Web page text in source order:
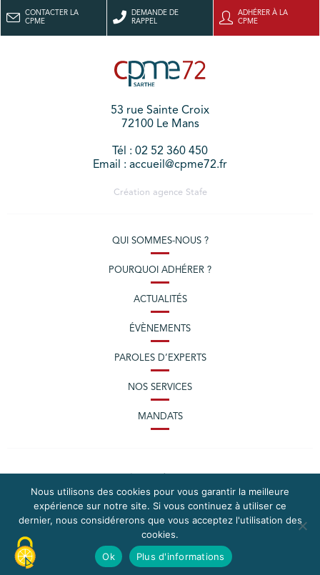
CONTACTER LA
CPME
DEMANDE DE
RAPPEL
ADHÉRER À LA
CPME
53 rue Sainte Croix
72100 Le Mans
Tél : 02 52 360 450
Email : accueil@cpme72.fr
Création agence Stafe
QUI SOMMES-NOUS ?
POURQUOI ADHÉRER ?
ACTUALITÉS
ÉVÈNEMENTS
PAROLES D’EXPERTS
NOS SERVICES
MANDATS
PLAN DU SITE
MENTIONS LÉGALES
CONTACTEZ LA CPME
Nous utilisons des cookies pour vous garantir la meilleure
expérience sur notre site. Si vous continuez à utiliser ce
dernier, nous considérerons que vous acceptez l'utilisation des
cookies.
Ok
Plus d'informations